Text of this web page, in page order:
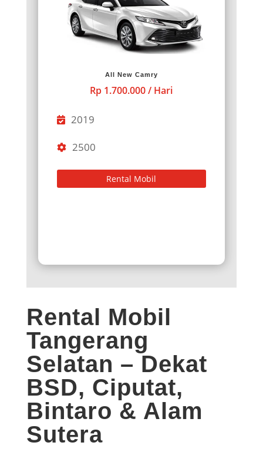
All New Camry
Rp 1.700.000 / Hari
2019
2500
Rental Mobil
Rental Mobil
Tangerang
Selatan – Dekat
BSD, Ciputat,
Bintaro & Alam
Sutera